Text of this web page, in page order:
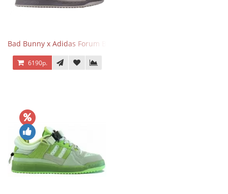
Bad Bunny x Adidas Forum Buckle Low Gray
6190р.